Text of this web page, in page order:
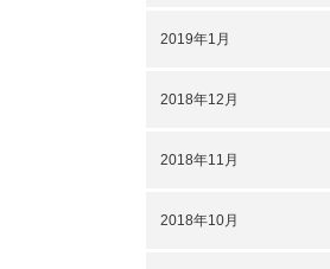
2019年1月
2018年12月
2018年11月
2018年10月